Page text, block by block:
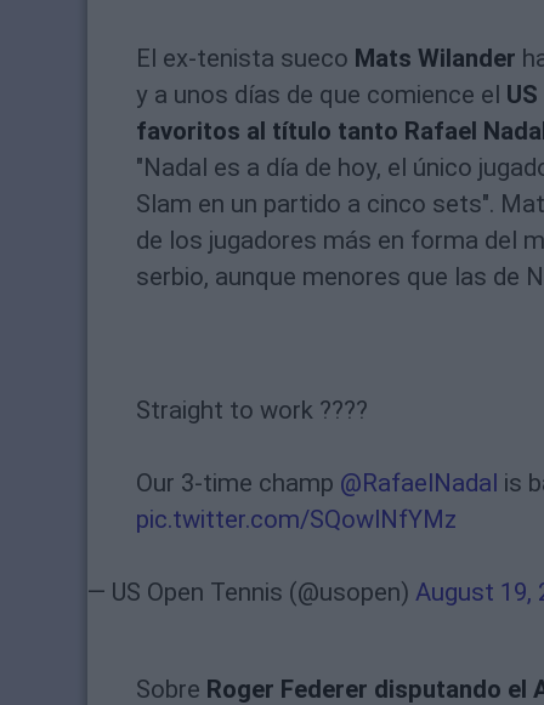
El ex-tenista sueco Mats Wilander
y a unos días de que comience el
favoritos al título tanto Rafael
"Nadal es a día de hoy, el único
Slam en un partido a cinco sets".
de los jugadores más en forma del
serbio, aunque menores que las de
Straight to work ????
Our 3-time champ @RafaelNadal is
pic.twitter.com/SQowlNfYMz
— US Open Tennis (@usopen) August 19,
Sobre Roger Federer disputando el